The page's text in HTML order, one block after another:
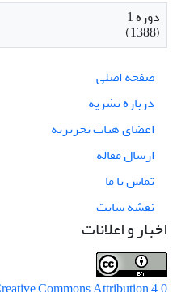
دوره 1
(1388)
صفحه اصلی
درباره نشریه
اعضای هیات تحریریه
ارسال مقاله
تماس با ما
نقشه سایت
اخبار و اعلانات